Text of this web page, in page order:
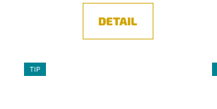
z
DETAIL
TIP